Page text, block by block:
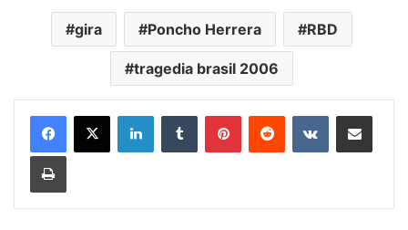
gira Poncho Herrera RBD
tragedia brasil 2006